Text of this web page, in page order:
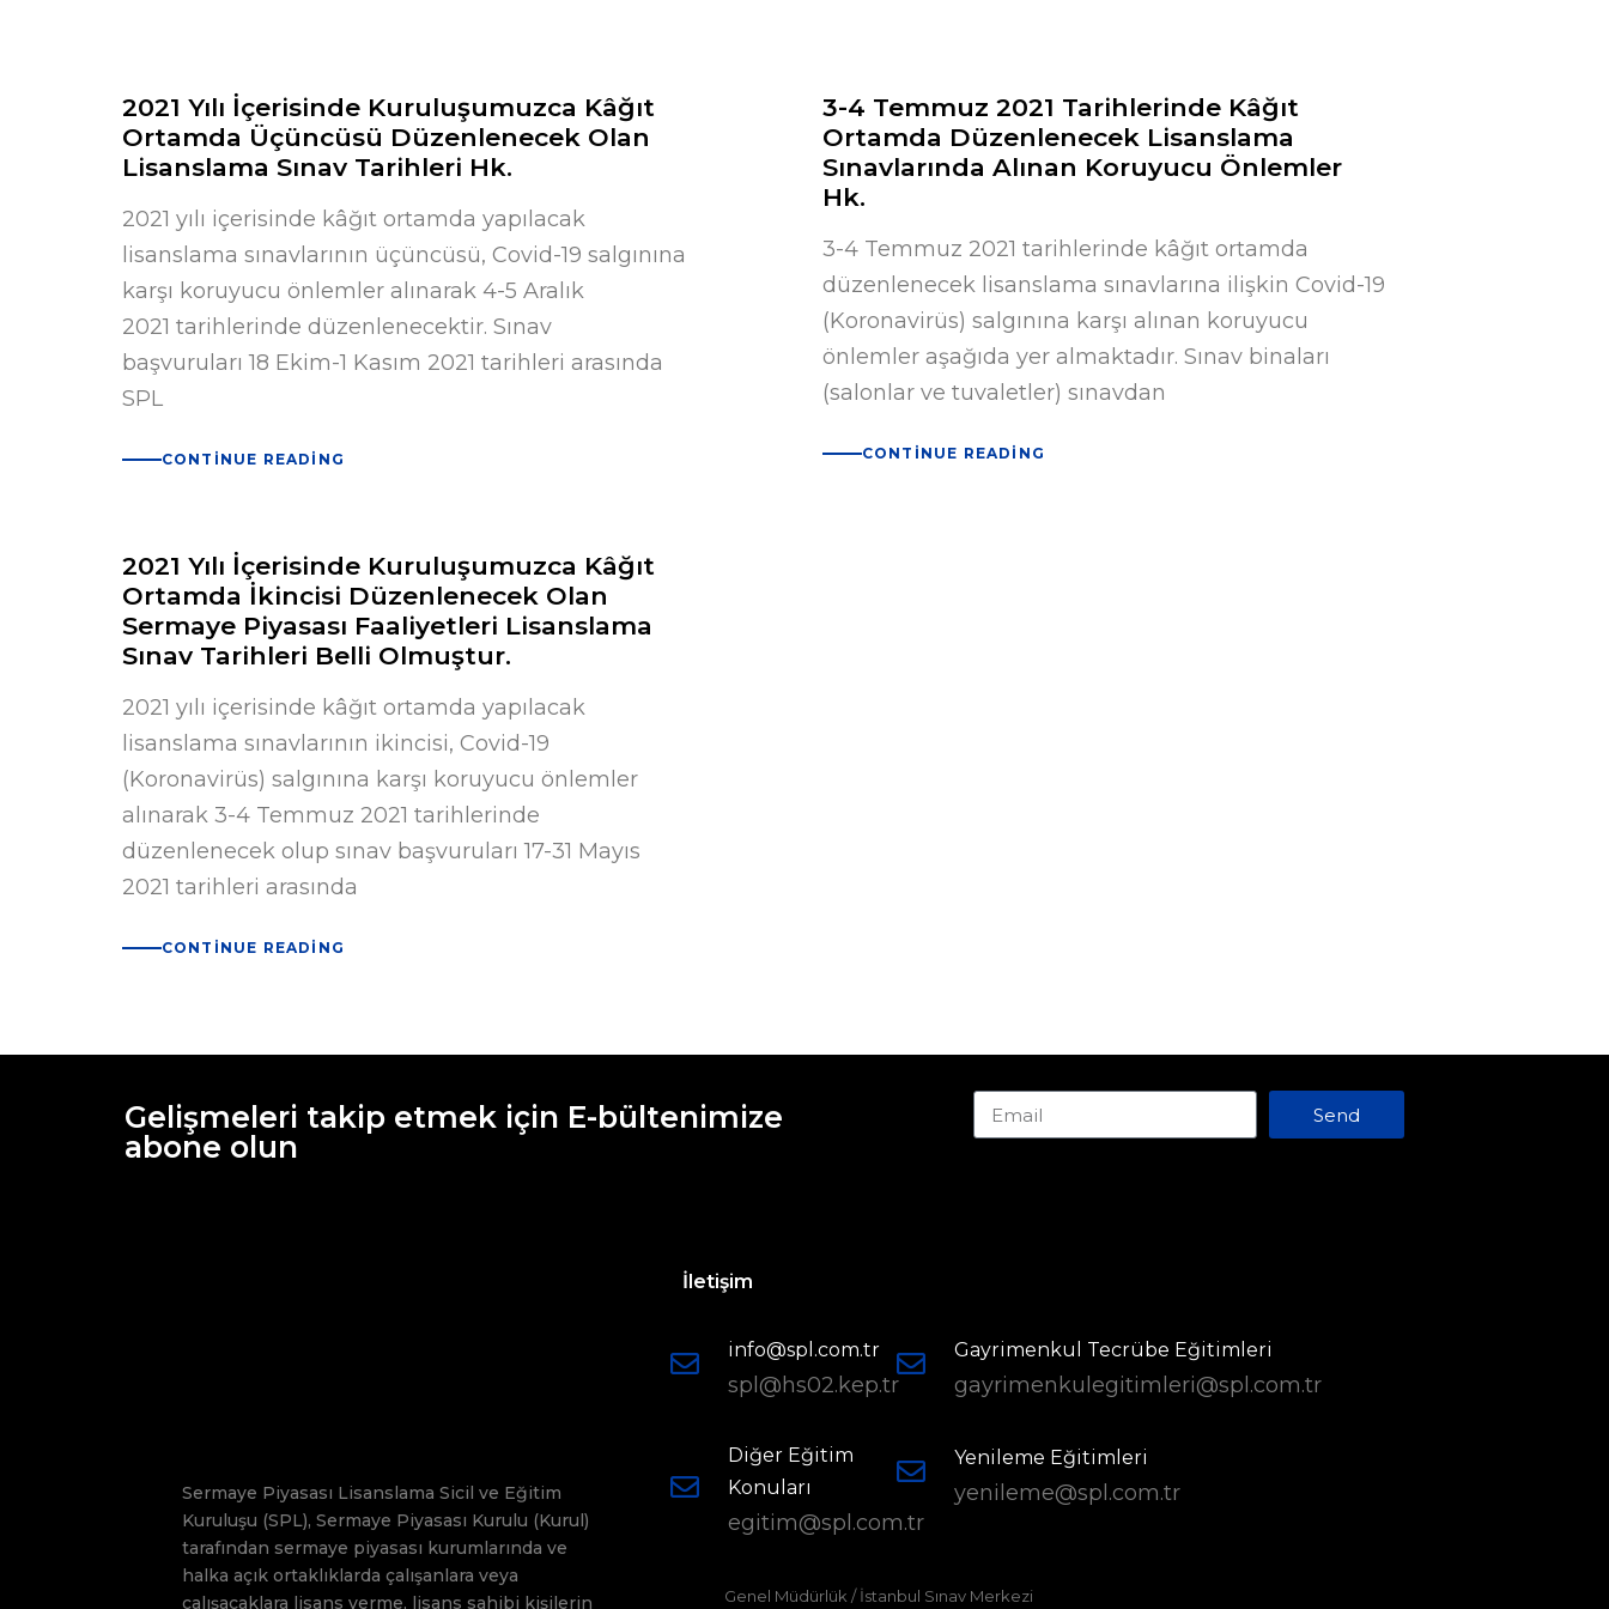
2021 Yılı İçerisinde Kuruluşumuzca Kâğıt
Ortamda Üçüncüsü Düzenlenecek Olan
Lisanslama Sınav Tarihleri Hk.
2021 yılı içerisinde kâğıt ortamda yapılacak
lisanslama sınavlarının üçüncüsü, Covid-19 salgınına
karşı koruyucu önlemler alınarak 4-5 Aralık
2021 tarihlerinde düzenlenecektir. Sınav
başvuruları 18 Ekim-1 Kasım 2021 tarihleri arasında
SPL
CONTINUE READING
3-4 Temmuz 2021 Tarihlerinde Kâğıt
Ortamda Düzenlenecek Lisanslama
Sınavlarında Alınan Koruyucu Önlemler
Hk.
3-4 Temmuz 2021 tarihlerinde kâğıt ortamda
düzenlenecek lisanslama sınavlarına ilişkin Covid-19
(Koronavirüs) salgınına karşı alınan koruyucu
önlemler aşağıda yer almaktadır. Sınav binaları
(salonlar ve tuvaletler) sınavdan
CONTINUE READING
2021 Yılı İçerisinde Kuruluşumuzca Kâğıt
Ortamda İkincisi Düzenlenecek Olan
Sermaye Piyasası Faaliyetleri Lisanslama
Sınav Tarihleri Belli Olmuştur.
2021 yılı içerisinde kâğıt ortamda yapılacak
lisanslama sınavlarının ikincisi, Covid-19
(Koronavirüs) salgınına karşı koruyucu önlemler
alınarak 3-4 Temmuz 2021 tarihlerinde
düzenlenecek olup sınav başvuruları 17-31 Mayıs
2021 tarihleri arasında
CONTINUE READING
Gelişmeleri takip etmek için E-bültenimize
abone olun
Send
Sermaye Piyasası Lisanslama Sicil ve Eğitim
Kuruluşu (SPL), Sermaye Piyasası Kurulu (Kurul)
tarafından sermaye piyasası kurumlarında ve
halka açık ortaklıklarda çalışanlara veya
çalışacaklara lisans verme, lisans sahibi kişilerin
İletişim
info@spl.com.tr
spl@hs02.kep.tr
Gayrimenkul Tecrübe Eğitimleri
gayrimenkulegitimleri@spl.com.tr
Diğer Eğitim
Konuları
egitim@spl.com.tr
Yenileme Eğitimleri
yenileme@spl.com.tr
Genel Müdürlük / İstanbul Sınav Merkezi